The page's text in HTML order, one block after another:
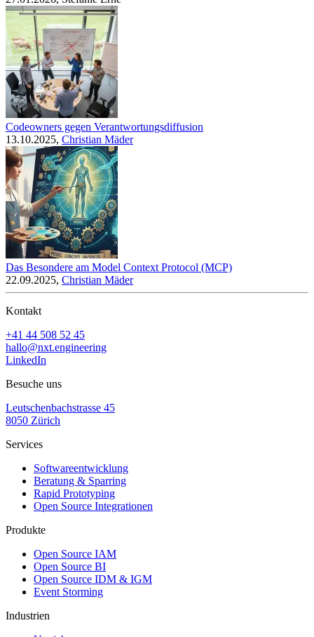
Codeowners gegen Verantwortungsdiffusion
13.10.2025, Christian Mäder
Das Besondere am Model Context Protocol (MCP)
22.09.2025, Christian Mäder
Kontakt
+41 44 508 52 45
hallo@nxt.engineering
LinkedIn
Besuche uns
Leutschenbachstrasse 45
8050 Zürich
Services
Softwareentwicklung
Beratung & Sparring
Rapid Prototyping
Open Source Integrationen
Produkte
Open Source IAM
Open Source BI
Open Source IDM & IGM
Event Storming
Industrien